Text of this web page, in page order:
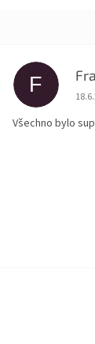
F
Všechno bylo